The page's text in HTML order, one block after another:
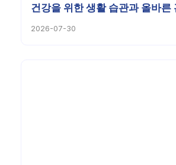
건강을 위한 생활 습관과 올바른
2026-07-30